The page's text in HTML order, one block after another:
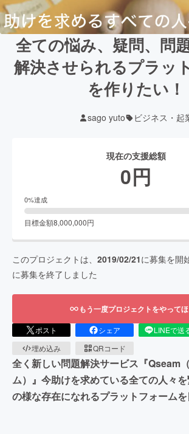
全ての悩み、疑問、問
解決させられるプラッ
を作りたい！
sago yuto ビジネス・起
現在の支援総額
0円
0%達成
目標金額8,000,000円
このプロジェクトは、 2019/02/21に募集を開
に募集を終了しました
もう一度プロジェクトをやって
ポスト シェア LINEで送
埋め込み
QRコード
全く新しい問題解決サービス『Qseam
ム）』今助けを求めている全ての人々
の様な存在になれるプラットフォーム